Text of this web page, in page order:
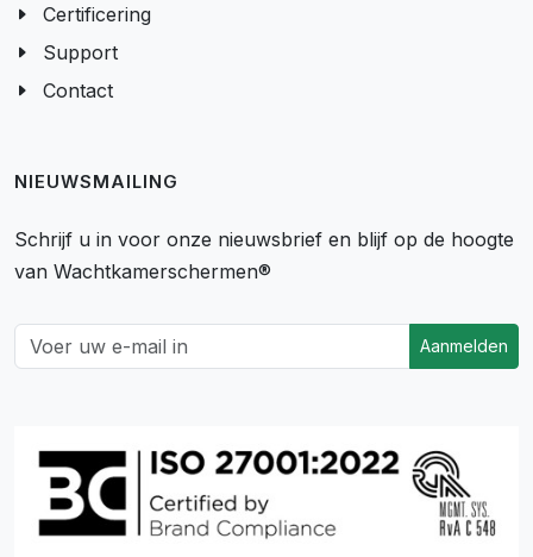
Certificering
Support
Contact
NIEUWSMAILING
Schrijf u in voor onze nieuwsbrief en blijf op de hoogte
van Wachtkamerschermen®
Aanmelden